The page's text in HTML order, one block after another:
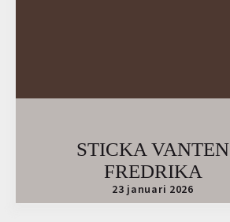
STICKA VANTEN
FREDRIKA
23 januari 2026